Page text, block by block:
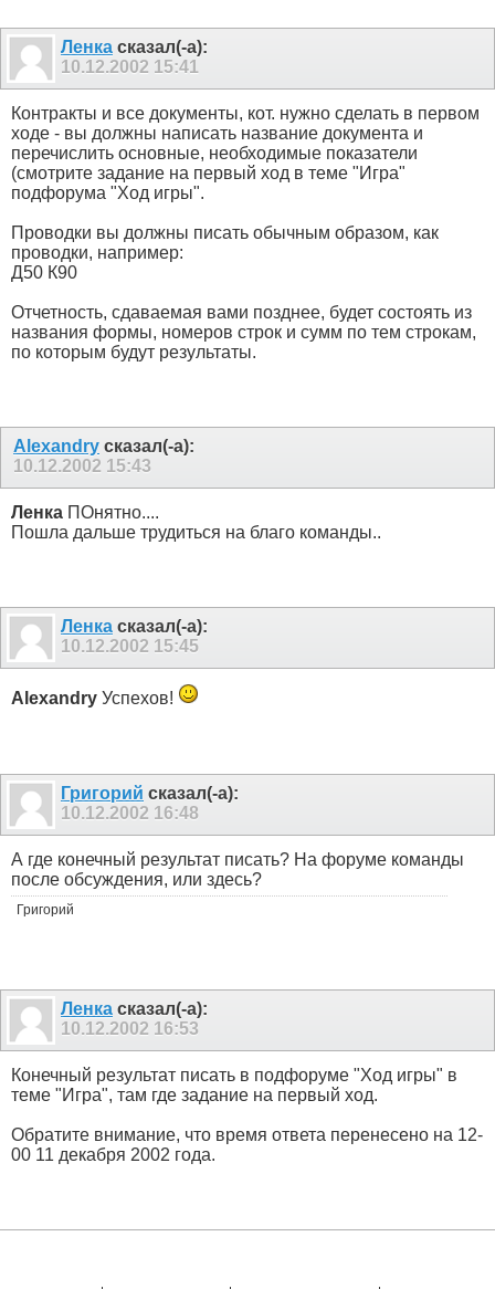
Ленка сказал(-а):
10.12.2002 15:41
Контракты и все документы, кот. нужно сделать в первом
ходе - вы должны написать название документа и
перечислить основные, необходимые показатели
(смотрите задание на первый ход в теме "Игра"
подфорума "Ход игры".
Проводки вы должны писать обычным образом, как
проводки, например:
Д50 К90
Отчетность, сдаваемая вами позднее, будет состоять из
названия формы, номеров строк и сумм по тем строкам,
по которым будут результаты.
Alexandry сказал(-а):
10.12.2002 15:43
Ленка ПОнятно....
Пошла дальше трудиться на благо команды..
Ленка сказал(-а):
10.12.2002 15:45
Alexandry Успехов!
Григорий сказал(-а):
10.12.2002 16:48
А где конечный результат писать? На форуме команды
после обсуждения, или здесь?
Григорий
Ленка сказал(-а):
10.12.2002 16:53
Конечный результат писать в подфоруме "Ход игры" в
теме "Игра", там где задание на первый ход.
Обратите внимание, что время ответа перенесено на 12-
00 11 декабря 2002 года.